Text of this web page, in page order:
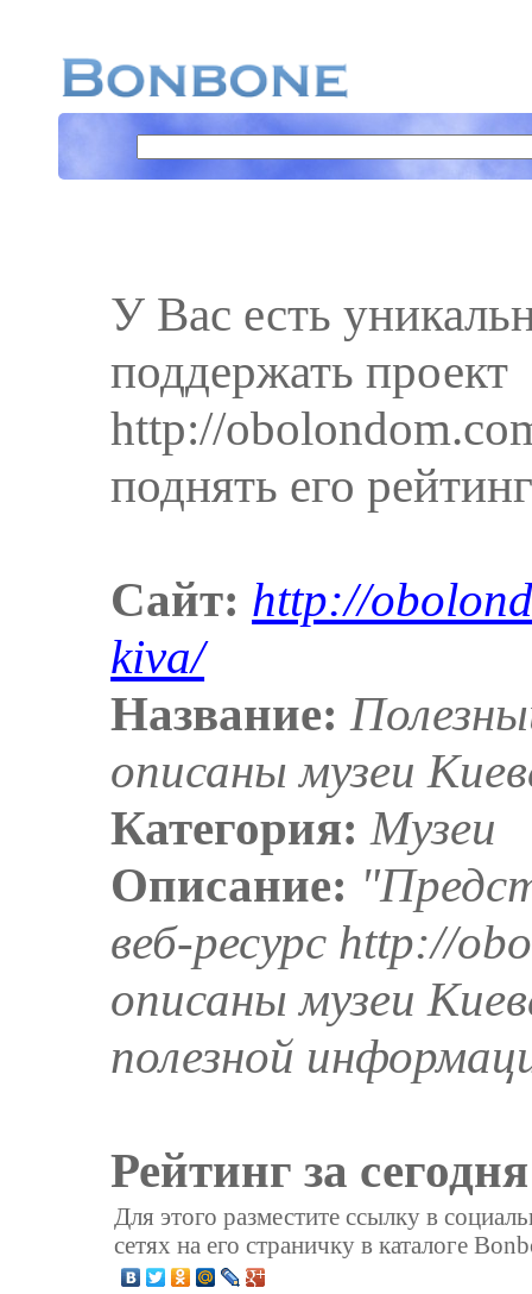
У Вас есть
поддержать проект
http://
поднять его
Сайт: http://
kiva/
Название:
описаны музеи
Категория: Музеи
Описание:
веб-ресурс http://
описаны музеи
полезной
Рейтинг за
Для этого разместите ссылку в
сетях на его страничку в каталоге